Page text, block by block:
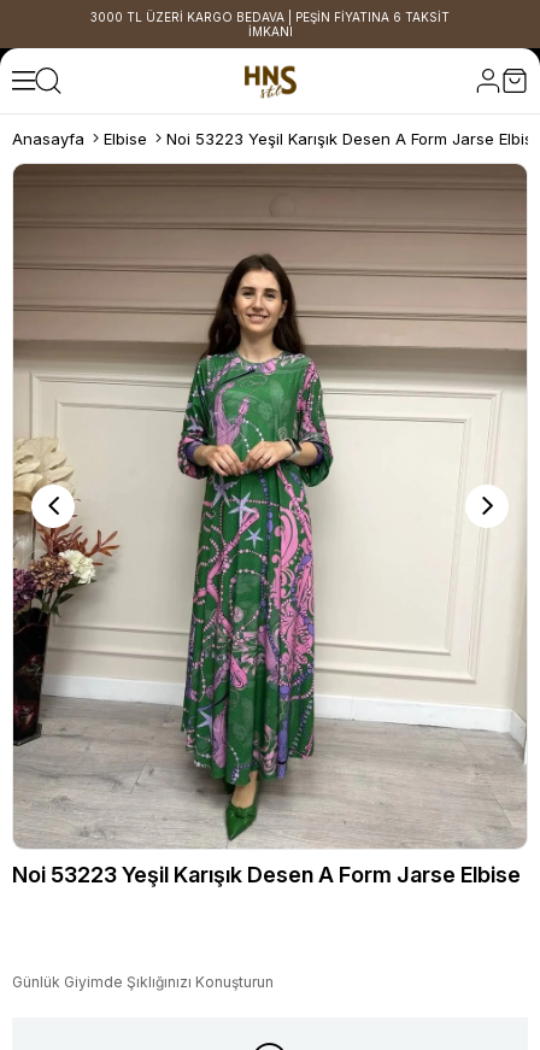
3000 TL ÜZERİ KARGO BEDAVA | PEŞİN FİYATINA 6 TAKSİT
İMKANI
Anasayfa Elbise Noi 53223 Yeşil Karışık Desen A Form Jarse
Noi 53223 Yeşil Karışık Desen A Form Jarse Elbise
Günlük Giyimde Şıklığınızı Konuşturun